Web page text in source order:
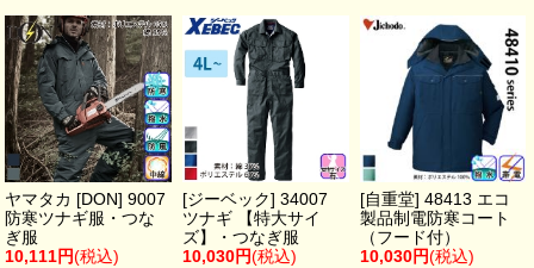
ヤマタカ [DON] 9007
防寒ツナギ服・つな
ぎ服
10,111円(税込)
[ジーベック] 34007
ツナギ 【特大サイ
ズ】・つなぎ服
10,030円(税込)
[自重堂] 48413 エコ
製品制電防寒コート
（フード付）
10,030円(税込)